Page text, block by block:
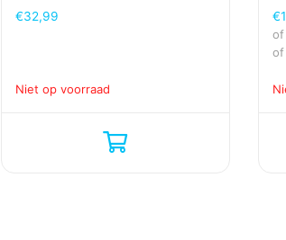
€32,99
Niet op voorraad
€